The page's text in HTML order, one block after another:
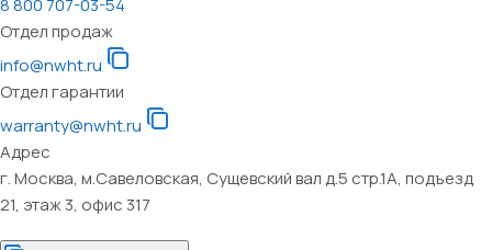
8 800 707-03-54
Отдел продаж
info@nwht.ru
Отдел гарантии
warranty@nwht.ru
Адрес
г. Москва, м.Савеловская, Сущевский вал д.5 стр.1А, подъезд
21, этаж 3, офис 317